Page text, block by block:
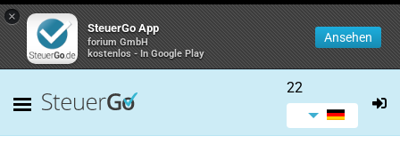
×
SteuerGo App
forium GmbH
kostenlos - In Google Play
Ansehen
22